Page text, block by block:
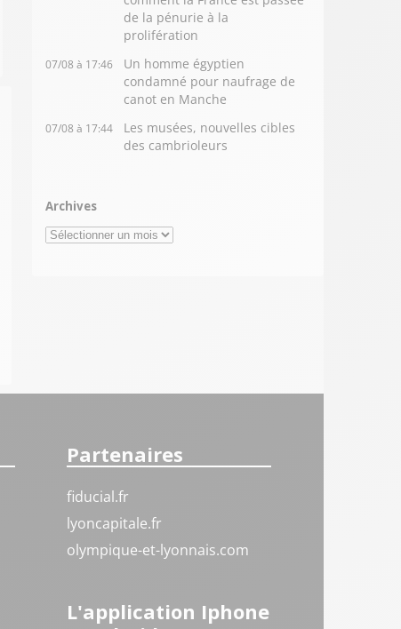
de la pénurie à la
prolifération
07/08 à 17:46
Un homme égyptien
condamné pour naufrage de
canot en Manche
07/08 à 17:44
Les musées, nouvelles cibles
des cambrioleurs
Archives
Archives
Partenaires
fiducial.fr
lyoncapitale.fr
olympique-et-lyonnais.com
L'application Iphone